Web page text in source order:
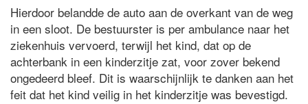
Hierdoor belandde de auto aan de overkant van de weg
in een sloot. De bestuurster is per ambulance naar het
ziekenhuis vervoerd, terwijl het kind, dat op de
achterbank in een kinderzitje zat, voor zover bekend
ongedeerd bleef. Dit is waarschijnlijk te danken aan het
feit dat het kind veilig in het kinderzitje was bevestigd.